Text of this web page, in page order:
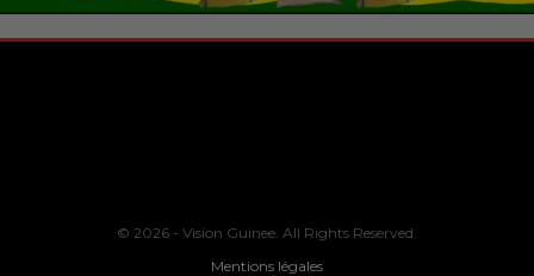
© 2026 - Vision Guinee. All Rights Reserved.
Mentions légales